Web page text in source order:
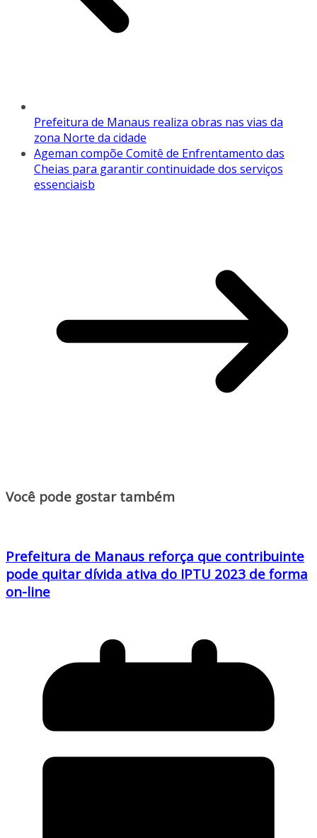
Prefeitura de Manaus realiza obras nas vias da
zona Norte da cidade
Ageman compõe Comitê de Enfrentamento das
Cheias para garantir continuidade dos serviços
essenciaisb
Você pode gostar também
Prefeitura de Manaus reforça que contribuinte
pode quitar dívida ativa do IPTU 2023 de forma
on-line